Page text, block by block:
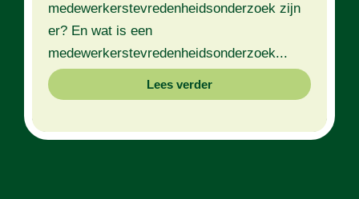
medewerkerstevredenheidsonderzoek zijn
er? En wat is een
medewerkerstevredenheidsonderzoek...
Lees verder